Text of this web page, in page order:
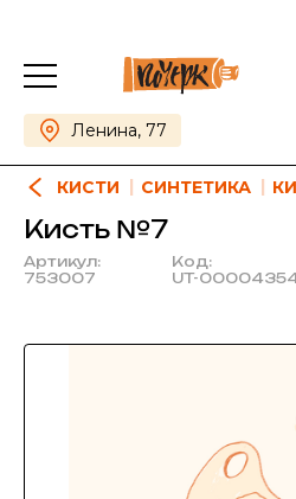
Ленина, 77
КИСТИ СИНТЕТИКА
Кисть №7
Артикул:
753007
Код:
UT-